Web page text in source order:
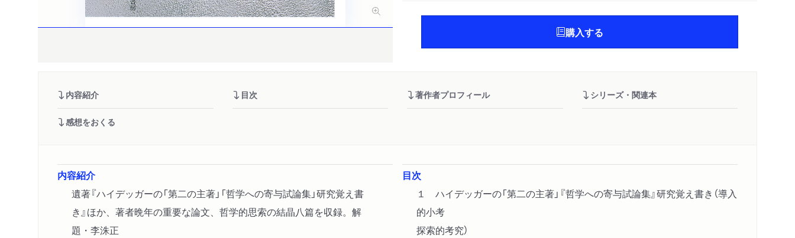
購入する
内容紹介 目次 著作者プロフィール シリーズ・関連本
感想をおくる
内容紹介
遺著『ハイデッガーの「第二の主著」「哲学への寄与試論集」研究覚え書
き』ほか、著者晩年の重要な論文、哲学的思索の結晶八篇を収録。解
題・李洙正
目次
１ ハイデッガーの「第二の主著」『哲学への寄与試論集』研究覚え書き（導入
的小考
探索的考究）